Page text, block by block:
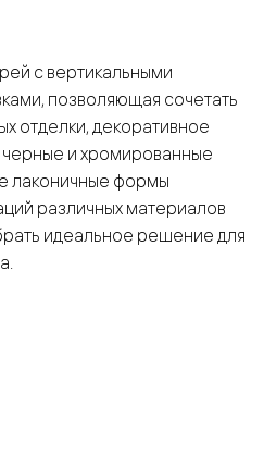
с вертикальными
позволяющая сочетать
отделки, декоративное
черные и хромированные
лаконичные формы
различных материалов
идеальное решение для